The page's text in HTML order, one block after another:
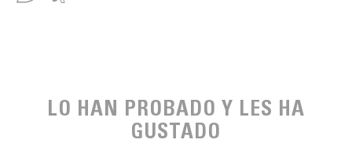
LO HAN PROBADO Y LES HA
GUSTADO